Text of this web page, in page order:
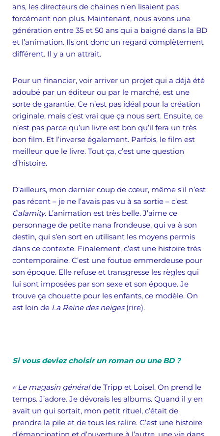
ans, les directeurs de chaines n’en lisaient pas
forcément non plus. Maintenant, nous avons une
génération entre 35 et 50 ans qui a baigné dans la BD
et l’animation. Ils ont donc un regard complètement
différent. Il y a un attrait.
Pour un financier, voir arriver un projet qui a déjà été
adoubé par un éditeur ou par le marché, est une
sorte de garantie. Ce n’est pas idéal pour la création
originale, mais c’est vrai que ça nous sert. Ensuite, ce
n’est pas parce qu’un livre est bon qu’il fera un très
bon film. Et l’inverse également. Parfois, le film est
meilleur que le livre. Tout ça, c’est une question
d’histoire.
D’ailleurs, mon dernier coup de cœur, même s’il n’est
pas récent – je ne l’avais pas vu à sa sortie – c’est
Calamity. L’animation est très belle. J’aime ce
personnage de petite nana frondeuse, qui va à son
destin, qui s’en sort en utilisant les moyens permis
dans ce contexte. Finalement, c’est une histoire très
contemporaine. C’est une foutue emmerdeuse pour
son époque. Elle refuse et transgresse les règles qui
lui sont imposées par son sexe et son époque. Je
trouve ça chouette pour les enfants, ce modèle. On
est loin de La Reine des neiges(rire).
Si vous deviez choisir un roman ou une BD ?
« Le magasin généralde Tripp et Loisel. On prend le
temps. J’adore. Je dévorais les albums. Quand il y en
avait un qui sortait, mon petit rituel, c’était de
prendre la pile et de tous les relire. C’est une histoire
d’émancipation et d’ouverture à l’autre, une vie dans